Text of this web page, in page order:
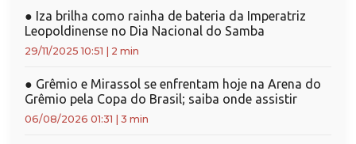
● Iza brilha como rainha de bateria da Imperatriz
Leopoldinense no Dia Nacional do Samba
29/11/2025 10:51 2 min
● Grêmio e Mirassol se enfrentam hoje na Arena do
Grêmio pela Copa do Brasil; saiba onde assistir
06/08/2026 01:31 3 min